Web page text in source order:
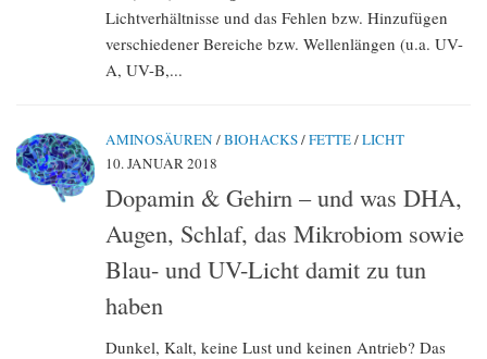
Lichtverhältnisse und das Fehlen bzw. Hinzufügen
verschiedener Bereiche bzw. Wellenlängen (u.a. UV-
A, UV-B,...
AMINOSÄUREN /BIOHACKS/FETTE/LICHT
10. JANUAR 2018
Dopamin & Gehirn – und was DHA,
Augen, Schlaf, das Mikrobiom sowie
Blau- und UV-Licht damit zu tun
haben
Dunkel, Kalt, keine Lust und keinen Antrieb? Das